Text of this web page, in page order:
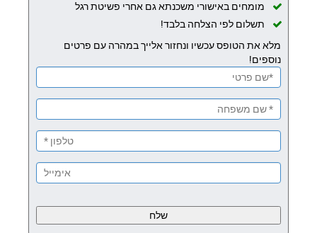
מומחים באישורי משכנתא גם אחרי פשיטת רגל
תשלום לפי הצלחה בלבד!
מלא את הטופס עכשיו ונחזור אלייך במהרה עם פרטים
נוספים!